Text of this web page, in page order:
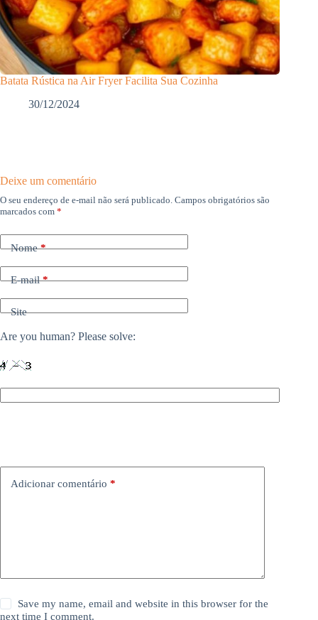
Batata Rústica na Air Fryer Facilita Sua Cozinha
30/12/2024
Deixe um comentário
O seu endereço de e-mail não será publicado. Campos obrigatórios são
marcados com *
Nome*
E-mail*
Site
Are you human? Please solve:
Adicionar comentário *
Save my name, email and website in this browser for the
next time I comment.